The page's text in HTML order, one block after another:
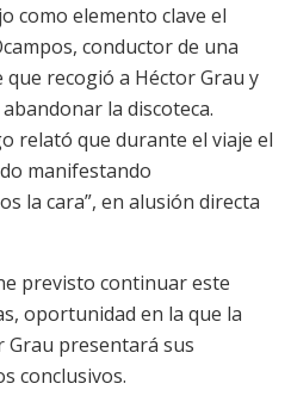
como elemento clave el
conductor de una
recogió a Héctor Grau y
la discoteca.
relató que durante el viaje el
manifestando
la cara”, en alusión directa
previsto continuar este
oportunidad en la que la
Grau presentará sus
conclusivos.